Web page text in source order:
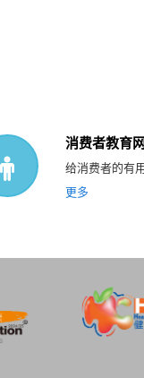
消费者教育
给消费者的有
更多